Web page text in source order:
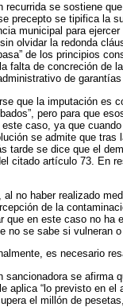
recurrida se sostiene
precepto se tipifica la
municipal para
olvidar la redonda
de los principios
falta de concreción de
de
que la imputación es
pero para que
caso, ya que
se admite que tras
tarde se dice que el
citado artículo 73. En
al no haber realizado
de la
que en este caso no ha
no se sabe si vulneran
es necesario
sancionadora se afirma
aplica “lo previsto en
el millón de